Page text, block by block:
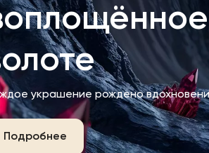
украшение рождено
Подробнее